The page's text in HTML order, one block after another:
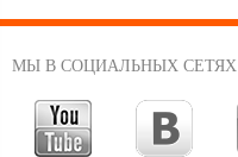
МЫ В СОЦИАЛЬНЫХ СЕТЯХ